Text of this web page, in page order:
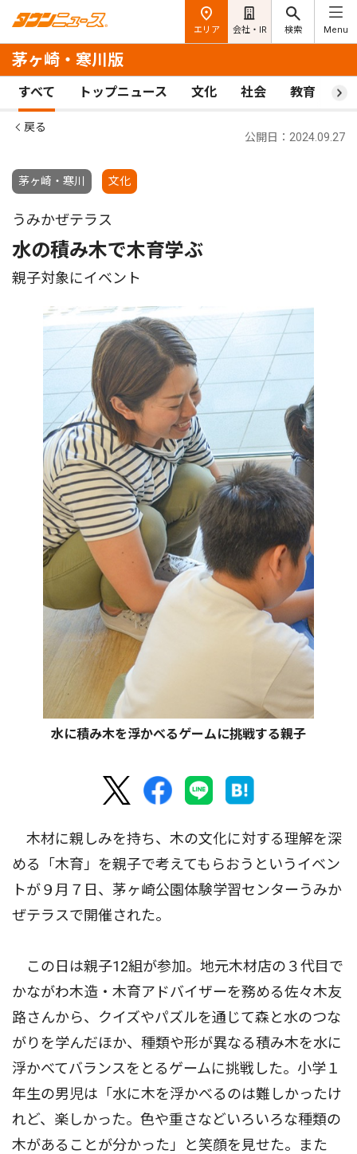
エリア 会社・IR 検索 Menu
茅ヶ崎・寒川版
すべて トップニュース 文化 社会 教育 ス
戻る
茅ヶ崎・寒川 文化
公開日：2024.09.27
うみかぜテラス
水の積み木で木育学ぶ
親子対象にイベント
水に積み木を浮かべるゲームに挑戦する親子
木材に親しみを持ち、木の文化に対する理解を深
める「木育」を親子で考えてもらおうというイベン
トが９月７日、茅ヶ崎公園体験学習センターうみか
ぜテラスで開催された。
この日は親子12組が参加。地元木材店の３代目で
かながわ木造・木育アドバイザーを務める佐々木友
路さんから、クイズやパズルを通じて森と水のつな
がりを学んだほか、種類や形が異なる積み木を水に
浮かべてバランスをとるゲームに挑戦した。小学１
年生の男児は「水に木を浮かべるのは難しかったけ
れど、楽しかった。色や重さなどいろいろな種類の
木があることが分かった」と笑顔を見せた。また